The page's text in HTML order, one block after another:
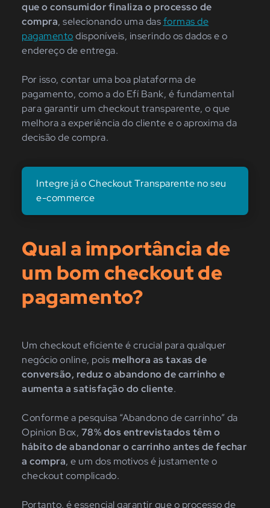
que o consumidor finaliza o processo de
compra, selecionando uma dasformas de
pagamentodisponíveis, inserindo os dados e o
endereço de entrega.
Por isso, contar uma boa plataforma de
pagamento, como a do Efí Bank, é fundamental
para garantir um checkout transparente, o que
melhora a experiência do cliente e o aproxima da
decisão de compra.
Integre já o Checkout Transparente no seu
e-commerce
Qual a importância de
um bom checkout de
pagamento?
Um checkout eficiente é crucial para qualquer
negócio online, pois melhora as taxas de
conversão, reduz o abandono de carrinho e
aumenta a satisfação do cliente.
Conforme a pesquisa “Abandono de carrinho” da
Opinion Box, 78% dos entrevistados têm o
hábito de abandonar o carrinho antes de fechar
a compra, e um dos motivos é justamente o
checkout complicado.
Portanto, é essencial garantir que o processo de